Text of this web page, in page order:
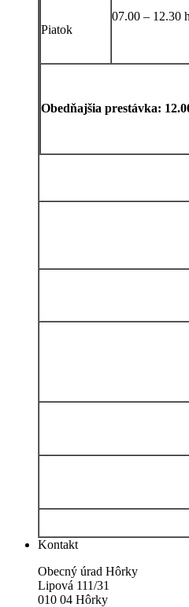
Piatok
07.00 –
Obedňajšia prestávka:
Kontakt
Obecný úrad Hôrky
Lipová 111/31
010 04 Hôrky